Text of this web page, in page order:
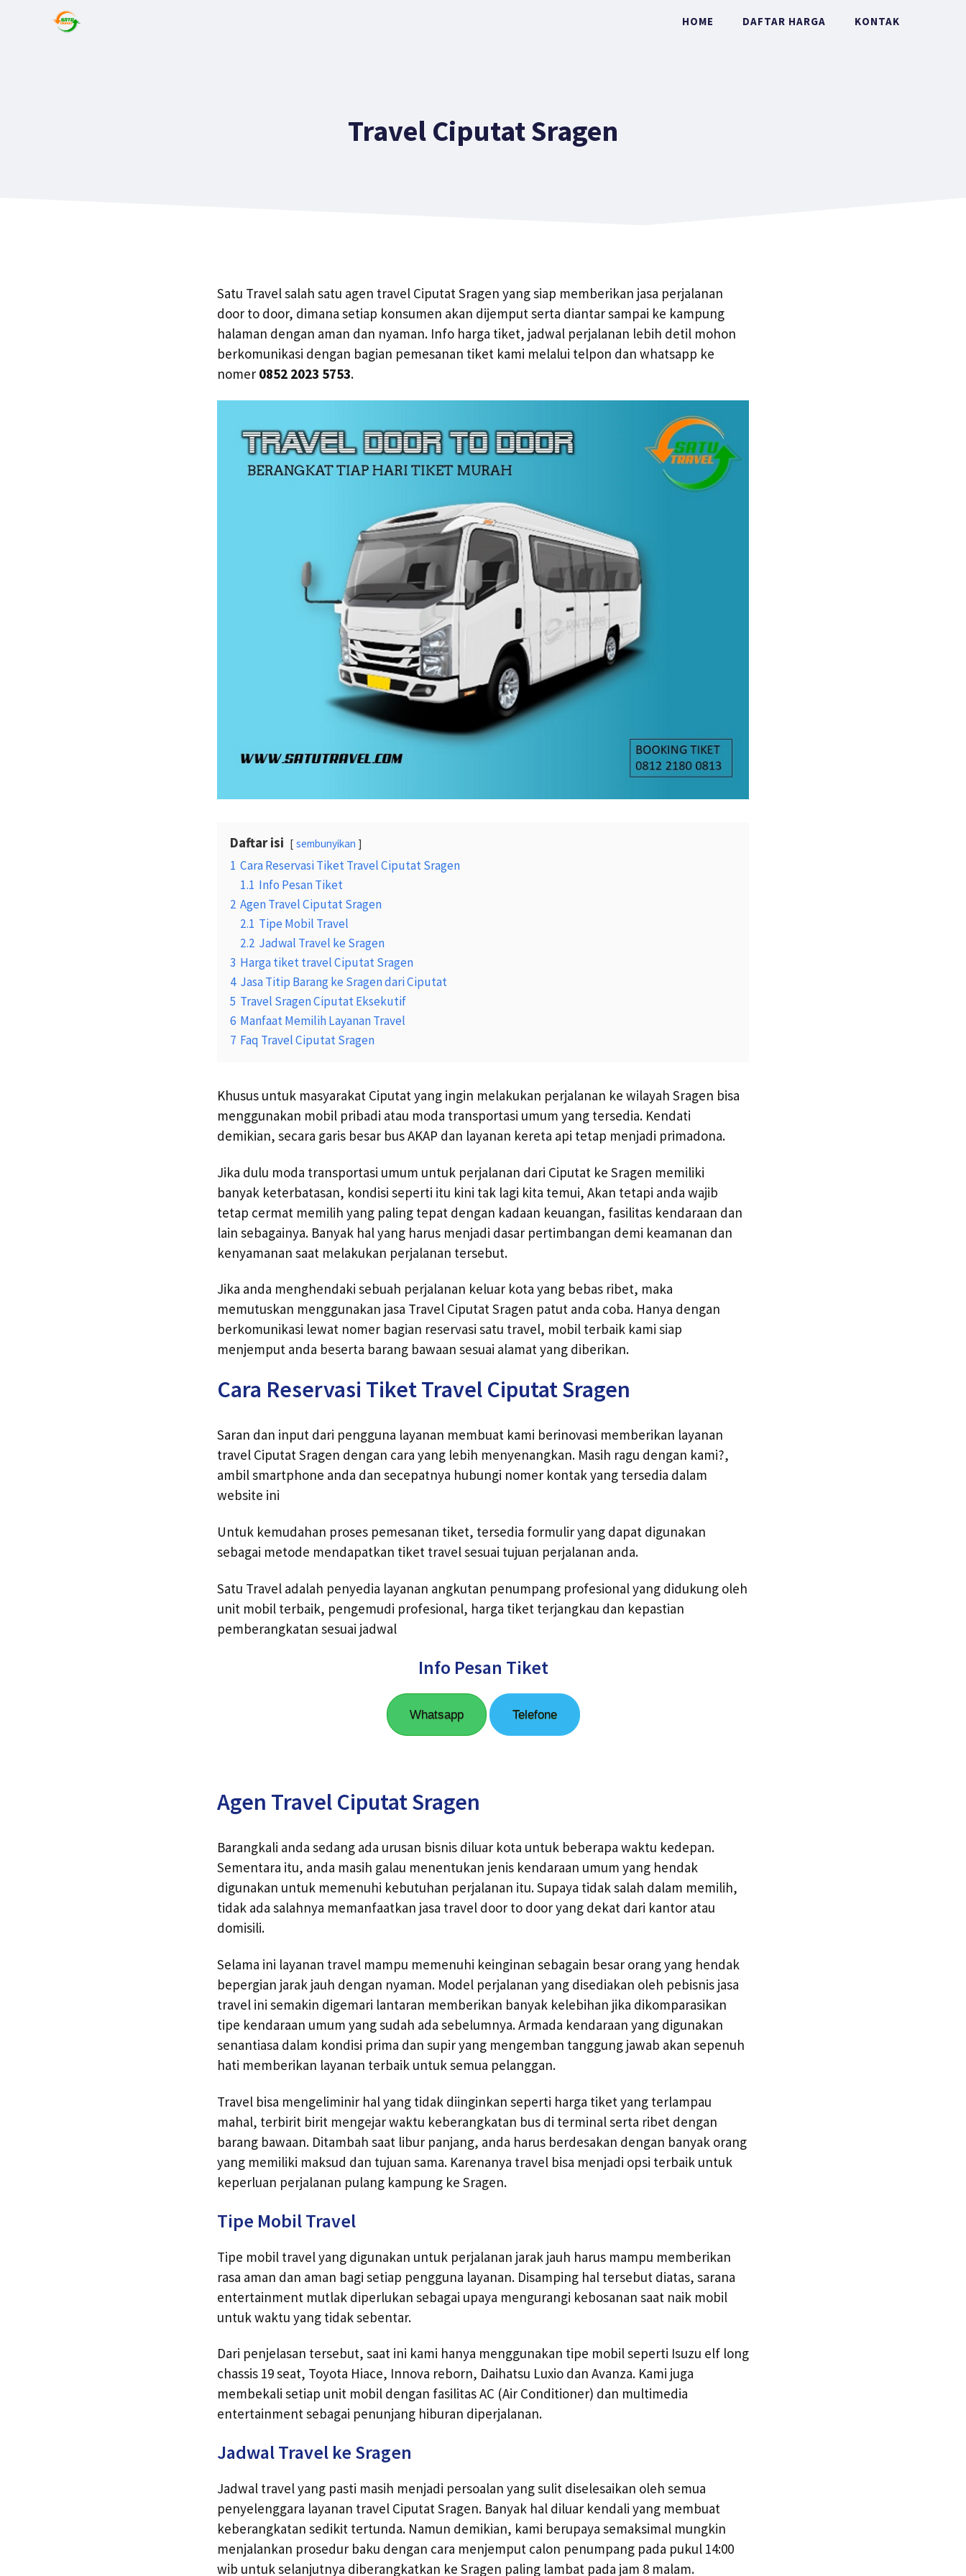
HOME DAFTAR HARGA KONTAK
Travel Ciputat Sragen
Satu Travel salah satu agen travel Ciputat Sragen yang siap memberikan jasa perjalanan
door to door, dimana setiap konsumen akan dijemput serta diantar sampai ke kampung
halaman dengan aman dan nyaman. Info harga tiket, jadwal perjalanan lebih detil mohon
berkomunikasi dengan bagian pemesanan tiket kami melalui telpon dan whatsapp ke
nomer 0852 2023 5753.
Daftar isi sembunyikan
1 Cara Reservasi Tiket Travel Ciputat Sragen
1.1 Info Pesan Tiket
2 Agen Travel Ciputat Sragen
2.1 Tipe Mobil Travel
2.2 Jadwal Travel ke Sragen
3 Harga tiket travel Ciputat Sragen
4 Jasa Titip Barang ke Sragen dari Ciputat
5 Travel Sragen Ciputat Eksekutif
6 Manfaat Memilih Layanan Travel
7 Faq Travel Ciputat Sragen
Khusus untuk masyarakat Ciputat yang ingin melakukan perjalanan ke wilayah Sragen bisa
menggunakan mobil pribadi atau moda transportasi umum yang tersedia. Kendati
demikian, secara garis besar bus AKAP dan layanan kereta api tetap menjadi primadona.
Jika dulu moda transportasi umum untuk perjalanan dari Ciputat ke Sragen memiliki
banyak keterbatasan, kondisi seperti itu kini tak lagi kita temui, Akan tetapi anda wajib
tetap cermat memilih yang paling tepat dengan kadaan keuangan, fasilitas kendaraan dan
lain sebagainya. Banyak hal yang harus menjadi dasar pertimbangan demi keamanan dan
kenyamanan saat melakukan perjalanan tersebut.
Jika anda menghendaki sebuah perjalanan keluar kota yang bebas ribet, maka
memutuskan menggunakan jasa Travel Ciputat Sragen patut anda coba. Hanya dengan
berkomunikasi lewat nomer bagian reservasi satu travel, mobil terbaik kami siap
menjemput anda beserta barang bawaan sesuai alamat yang diberikan.
Cara Reservasi Tiket Travel Ciputat Sragen
Saran dan input dari pengguna layanan membuat kami berinovasi memberikan layanan
travel Ciputat Sragen dengan cara yang lebih menyenangkan. Masih ragu dengan kami?,
ambil smartphone anda dan secepatnya hubungi nomer kontak yang tersedia dalam
website ini
Untuk kemudahan proses pemesanan tiket, tersedia formulir yang dapat digunakan
sebagai metode mendapatkan tiket travel sesuai tujuan perjalanan anda.
Satu Travel adalah penyedia layanan angkutan penumpang profesional yang didukung oleh
unit mobil terbaik, pengemudi profesional, harga tiket terjangkau dan kepastian
pemberangkatan sesuai jadwal
Info Pesan Tiket
Whatsapp Telefone
Agen Travel Ciputat Sragen
Barangkali anda sedang ada urusan bisnis diluar kota untuk beberapa waktu kedepan.
Sementara itu, anda masih galau menentukan jenis kendaraan umum yang hendak
digunakan untuk memenuhi kebutuhan perjalanan itu. Supaya tidak salah dalam memilih,
tidak ada salahnya memanfaatkan jasa travel door to door yang dekat dari kantor atau
domisili.
Selama ini layanan travel mampu memenuhi keinginan sebagain besar orang yang hendak
bepergian jarak jauh dengan nyaman. Model perjalanan yang disediakan oleh pebisnis jasa
travel ini semakin digemari lantaran memberikan banyak kelebihan jika dikomparasikan
tipe kendaraan umum yang sudah ada sebelumnya. Armada kendaraan yang digunakan
senantiasa dalam kondisi prima dan supir yang mengemban tanggung jawab akan sepenuh
hati memberikan layanan terbaik untuk semua pelanggan.
Travel bisa mengeliminir hal yang tidak diinginkan seperti harga tiket yang terlampau
mahal, terbirit birit mengejar waktu keberangkatan bus di terminal serta ribet dengan
barang bawaan. Ditambah saat libur panjang, anda harus berdesakan dengan banyak orang
yang memiliki maksud dan tujuan sama. Karenanya travel bisa menjadi opsi terbaik untuk
keperluan perjalanan pulang kampung ke Sragen.
Tipe Mobil Travel
Tipe mobil travel yang digunakan untuk perjalanan jarak jauh harus mampu memberikan
rasa aman dan aman bagi setiap pengguna layanan. Disamping hal tersebut diatas, sarana
entertainment mutlak diperlukan sebagai upaya mengurangi kebosanan saat naik mobil
untuk waktu yang tidak sebentar.
Dari penjelasan tersebut, saat ini kami hanya menggunakan tipe mobil seperti Isuzu elf long
chassis 19 seat, Toyota Hiace, Innova reborn, Daihatsu Luxio dan Avanza. Kami juga
membekali setiap unit mobil dengan fasilitas AC (Air Conditioner) dan multimedia
entertainment sebagai penunjang hiburan diperjalanan.
Jadwal Travel ke Sragen
Jadwal travel yang pasti masih menjadi persoalan yang sulit diselesaikan oleh semua
penyelenggara layanan travel Ciputat Sragen. Banyak hal diluar kendali yang membuat
keberangkatan sedikit tertunda. Namun demikian, kami berupaya semaksimal mungkin
menjalankan prosedur baku dengan cara menjemput calon penumpang pada pukul 14:00
wib untuk selanjutnya diberangkatkan ke Sragen paling lambat pada jam 8 malam.